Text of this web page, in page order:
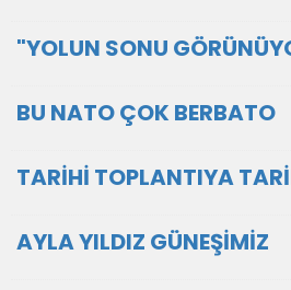
"YOLUN SONU
BU NATO ÇOK BERBATO
TARİHİ TOPLANTIYA
AYLA YILDIZ GÜNEŞİMİZ